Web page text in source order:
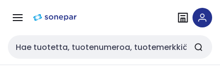
navigointiinsisältöön
Haku